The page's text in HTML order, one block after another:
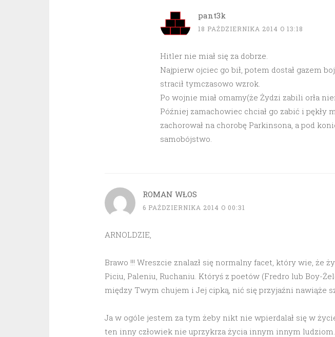
pant3k
18 PAŹDZIERNIKA 2014 O 13:18
Hitler nie miał się za dobrze.
Najpierw ojciec go bił, potem dostał gazem
stracił tymczasowo wzrok.
Po wojnie miał omamy(że Żydzi zabili orła
Później zamachowiec chciał go zabić i pękły
zachorował na chorobę Parkinsona, a pod
samobójstwo.
ROMAN WŁOS
6 PAŹDZIERNIKA 2014 O 00:31
ARNOLDZIE,
Brawo !!! Wreszcie znalazł się normalny facet, który wie, że
Piciu, Paleniu, Ruchaniu. Któryś z poetów (Fredro lub Boy-
między Twym chujem i Jej cipką, nić się przyjaźni nawiąże
Ja w ogóle jestem za tym żeby nikt nie wpierdalał się w
ten inny człowiek nie uprzykrza życia innym innym ludziom.